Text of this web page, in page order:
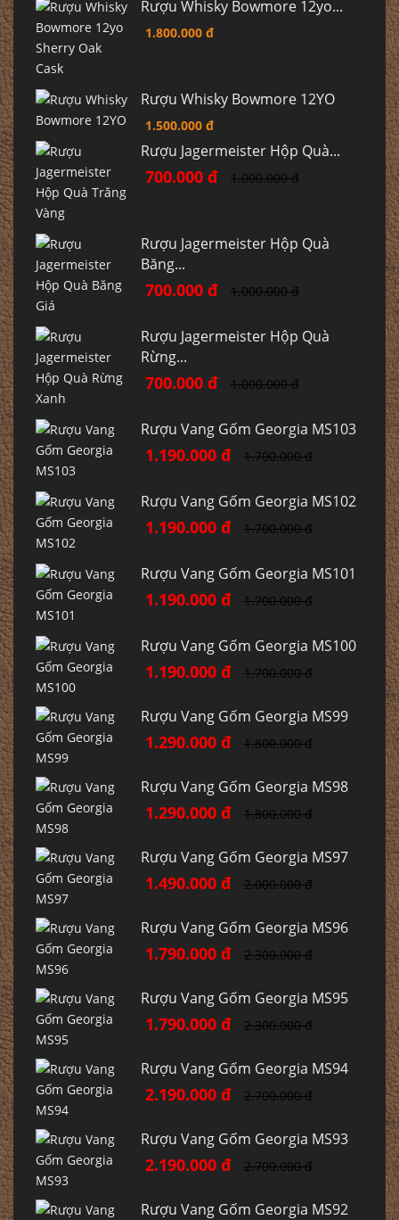
Rượu Whisky Bowmore 12yo...
1.800.000 đ
Rượu Whisky Bowmore 12YO
1.500.000 đ
Rượu Jagermeister Hộp Quà...
700.000 đ 1.000.000 đ
Rượu Jagermeister Hộp Quà
Băng...
700.000 đ 1.000.000 đ
Rượu Jagermeister Hộp Quà
Rừng...
700.000 đ 1.000.000 đ
Rượu Vang Gốm Georgia MS103
1.190.000 đ 1.700.000 đ
Rượu Vang Gốm Georgia MS102
1.190.000 đ 1.700.000 đ
Rượu Vang Gốm Georgia MS101
1.190.000 đ 1.700.000 đ
Rượu Vang Gốm Georgia MS100
1.190.000 đ 1.700.000 đ
Rượu Vang Gốm Georgia MS99
1.290.000 đ 1.800.000 đ
Rượu Vang Gốm Georgia MS98
1.290.000 đ 1.800.000 đ
Rượu Vang Gốm Georgia MS97
1.490.000 đ 2.000.000 đ
Rượu Vang Gốm Georgia MS96
1.790.000 đ 2.300.000 đ
Rượu Vang Gốm Georgia MS95
1.790.000 đ 2.300.000 đ
Rượu Vang Gốm Georgia MS94
2.190.000 đ 2.700.000 đ
Rượu Vang Gốm Georgia MS93
2.190.000 đ 2.700.000 đ
Rượu Vang Gốm Georgia MS92